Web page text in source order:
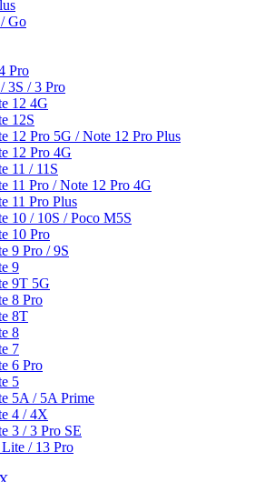
Go
Pro
3S / 3 Pro
12 4G
12S
12 Pro 5G / Note 12 Pro Plus
12 Pro 4G
11 / 11S
11 Pro / Note 12 Pro 4G
11 Pro Plus
10 / 10S / Poco M5S
10 Pro
9 Pro / 9S
9
9T 5G
8 Pro
8T
8
7
6 Pro
5
5A / 5A Prime
4 / 4X
3 / 3 Pro SE
/ 13 Pro